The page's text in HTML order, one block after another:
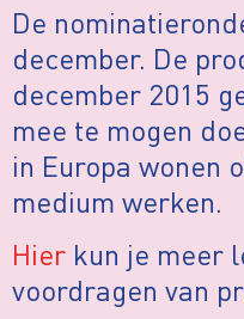
De
december. De
december 2015
mee te mogen
in Europa wonen
medium werken.
Hier kun je meer
voordragen van